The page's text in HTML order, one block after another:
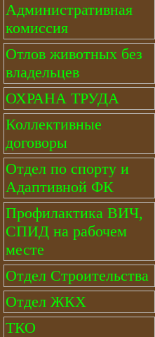
Административная
комиссия
Отлов животных без
владельцев
ОХРАНА ТРУДА
Коллективные
договоры
Отдел по спорту и
Адаптивной ФК
Профилактика ВИЧ,
СПИД на рабочем
месте
Отдел Строительства
Отдел ЖКХ
ТКО